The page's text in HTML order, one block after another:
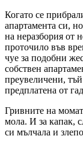
Когато се
апартамента си,
на неразбория от
проточило във
чуе за подобни
собствен
преувеличени, тъй
предплатена от
Гривните на
мола. И за капак,
си мълчала и